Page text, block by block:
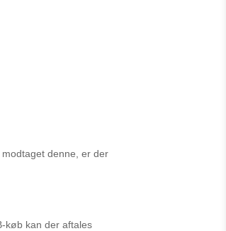
denne, er der
køb kan der aftales